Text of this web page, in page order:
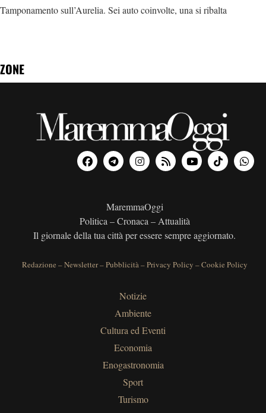
Tamponamento sull’Aurelia. Sei auto coinvolte, una si ribalta
ZONE
MaremmaOggi
Politica – Cronaca – Attualità
Il giornale della tua città per essere sempre aggiornato.
Redazione –Newsletter–Pubblicità–Privacy Policy –Cookie Policy
Notizie
Ambiente
Cultura ed Eventi
Economia
Enogastronomia
Sport
Turismo